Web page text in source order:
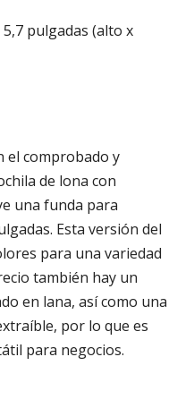
5,7 pulgadas (alto x
el comprobado y
de lona con
una funda para
Esta versión del
para una variedad
también hay un
en lana, así como una
por lo que es
para negocios.